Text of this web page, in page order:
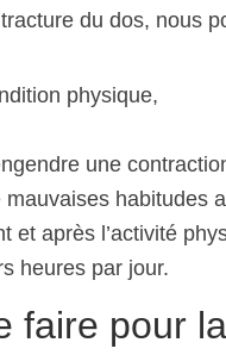
du dos, nous
physique,
une
habitudes
et après l’activité
heures par jour.
faire pour